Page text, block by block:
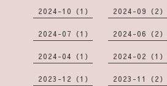
2024-10（1） 2024-09（2）
2024-07（1） 2024-06（2）
2024-04（1） 2024-02（1）
2023-12（1） 2023-11（2）